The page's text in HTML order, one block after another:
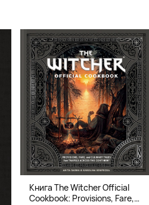
Книга The Witcher Official
Cookbook: Provisions, Fare,